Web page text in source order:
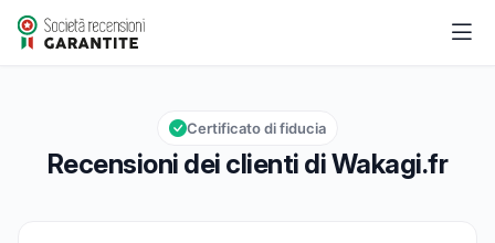
Wakagi.fr
Valutazione globale: 9,6 su 10
9,6/10
Recensioni dei clienti di Wakagi.fr
Certificato di fiducia